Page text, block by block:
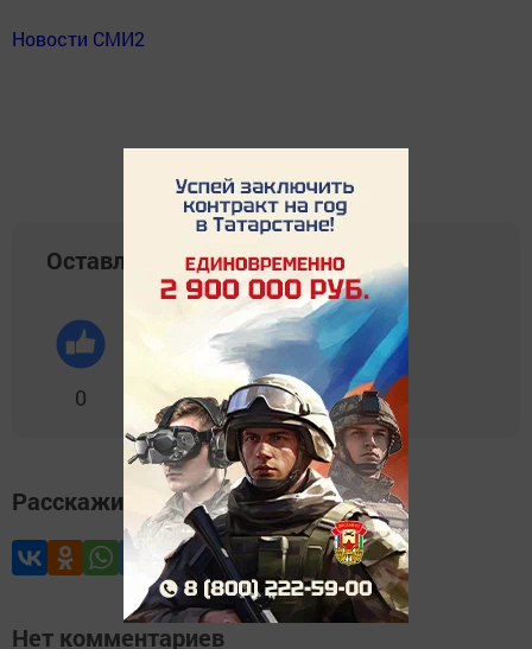
Новости СМИ2
Оставляйте реакции
0 0 0 0
Расскажите друзьям
Нет комментариев